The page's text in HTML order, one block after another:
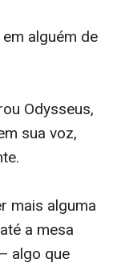
alguém de
Odysseus,
sua voz,
mais alguma
a mesa
algo que